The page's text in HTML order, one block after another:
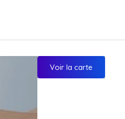
Voir la carte